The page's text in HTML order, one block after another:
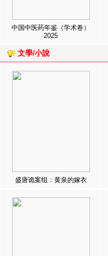
中国中医药年鉴（学术卷）
2025
文學/小說
盛唐诡案组：黄泉的嫁衣